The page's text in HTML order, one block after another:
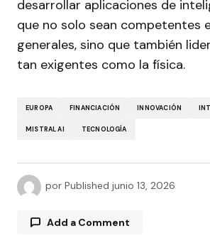
desarrollar aplicaciones de
que no solo sean competentes
generales, sino que también
tan exigentes como la física.
EUROPA FINANCIACIÓN INNOVACIÓN
MISTRAL AI TECNOLOGÍA
por Published junio 13, 2026
Add a Comment